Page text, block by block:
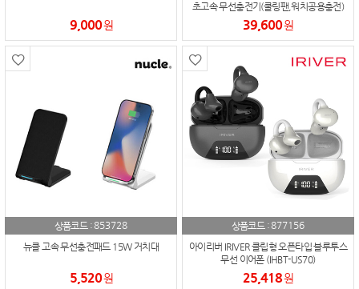
9,000원
초고속 무선충전기(쿨링팬,워치공용충전)
39,600원
상품코드 :853728
뉴클 고속 무선충전패드 15W 거치대
5,520원
상품코드 :877156
아이리버 IRIVER 클립형 오픈타입 블루투스
무선 이어폰 (IHBT-US70)
25,418원